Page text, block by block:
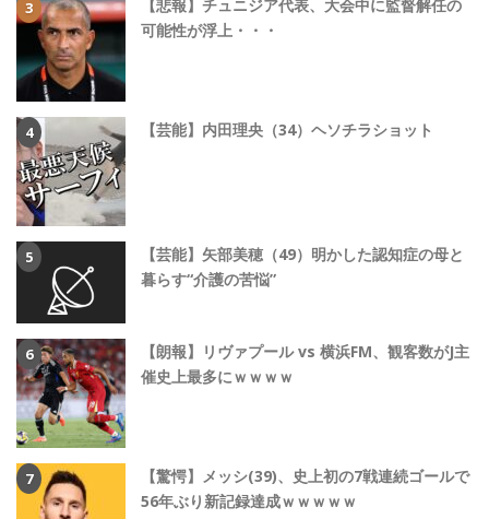
【悲報】チュニジア代表、大会中に監督解任の
可能性が浮上・・・
【芸能】内田理央（34）ヘソチラショット
【芸能】矢部美穂（49）明かした認知症の母と
暮らす“介護の苦悩”
【朗報】リヴァプール vs 横浜FM、観客数がJ主
催史上最多にｗｗｗｗ
【驚愕】メッシ(39)、史上初の7戦連続ゴールで
56年ぶり新記録達成ｗｗｗｗｗ